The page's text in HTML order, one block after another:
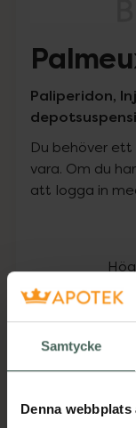
Samtycke
Denna
Paliperidon,
Du behöver
vara. Om du
att logga in